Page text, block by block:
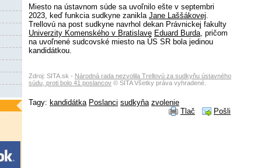
Miesto na ústavnom súde sa uvoľnilo ešte v septembri
2023, keď funkcia sudkyne zanikla Jane Laššákovej.
Trellovú na post sudkyne navrhol dekan Právnickej fakulty
Univerzity Komenského v Bratislave Eduard Burda, pričom
na uvoľnené sudcovské miesto na ÚS SR bola jedinou
kandidátkou.
Zdroj: SITA.sk - Národná rada nezvolila Trellovú za sudkyňu ústavného
súdu, proti bolo 41 poslancov © SITA Všetky práva vyhradené.
Tagy: kandidátka Poslanci sudkyňa zvolenie
Tlač
Pošli